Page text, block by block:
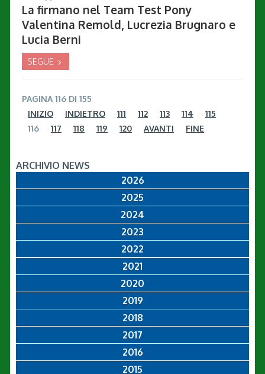
La firmano nel Team Test Pony
Valentina Remold, Lucrezia Brugnaro e
Lucia Berni
SEGUE
PAGINA 116 DI 155
INIZIO
INDIETRO 111 112 113 114
115
116
117 118 119 120 AVANTI FINE
ARCHIVIO NEWS
2026
2025
2024
2023
2022
2021
2020
2019
2018
2017
2016
2015